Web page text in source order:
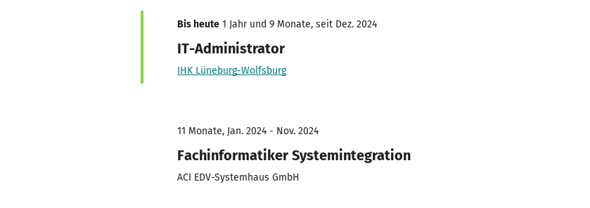
Bis heute 1 Jahr und 9 Monate, seit Dez. 2024
IT-Administrator
IHK Lüneburg-Wolfsburg
11 Monate, Jan. 2024 - Nov. 2024
Fachinformatiker Systemintegration
ACI EDV-Systemhaus GmbH